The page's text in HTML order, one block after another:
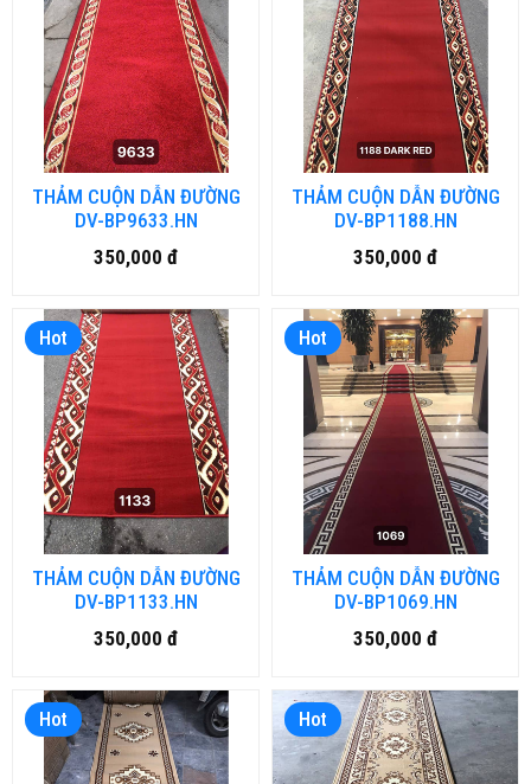
THẢM CUỘN DẪN ĐƯỜNG
DV-BP9633.HN
350,000 đ
THẢM CUỘN DẪN ĐƯỜNG
DV-BP1188.HN
350,000 đ
Hot
THẢM CUỘN DẪN ĐƯỜNG
DV-BP1133.HN
350,000 đ
Hot
THẢM CUỘN DẪN ĐƯỜNG
DV-BP1069.HN
350,000 đ
Hot Hot